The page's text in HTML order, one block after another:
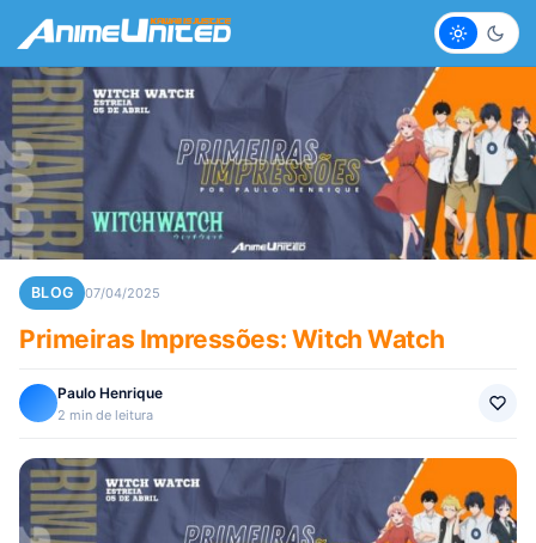
Claro
BLOG 07/04/2025
Primeiras Impressões: Witch Watch
Paulo Henrique
2 min de leitura